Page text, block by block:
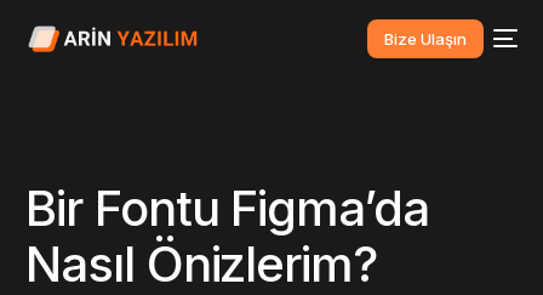
Bize Ulaşın
Bir Fontu Figma’da
Nasıl Önizlerim?